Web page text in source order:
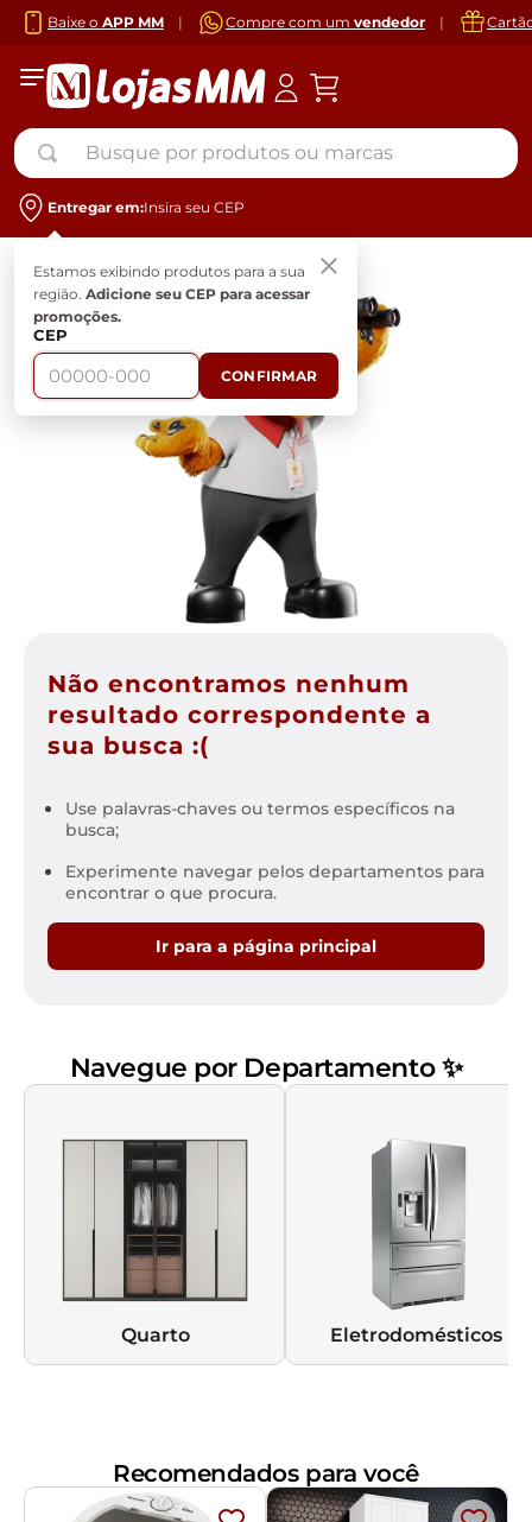
Baixe o APP MM | Compre com um vendedor |
Busque por produtos ou marcas
Entregar em:Insira seu CEP
Estamos exibindo produtos para a sua
região. Adicione seu CEP para acessar
promoções.
CEP
CONFIRMAR
Não encontramos nenhum
resultado correspondente a
sua busca :(
Use palavras-chaves ou termos específicos na
busca;
Experimente navegar pelos departamentos para
encontrar o que procura.
Ir para a página principal
Navegue por Departamento ✨
Quarto Eletrodomésticos
Recomendados para você